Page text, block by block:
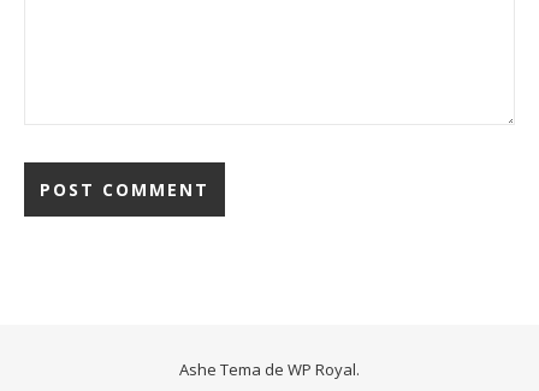
Ashe Tema de WP Royal.